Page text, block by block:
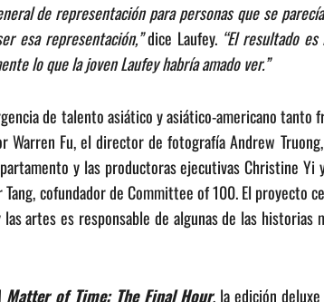
de representación para personas que se
esa representación,”dice Laufey. “El resultado
lo que la joven Laufey habría amado ver.”
de talento asiático y asiático-americano tanto
Fu, el director de fotografía Andrew
y las productoras ejecutivas Christine Yi
cofundador de Committee of 100. El proyecto
artes es responsable de algunas de las historias
Matter of Time: The Final Hour, la edición